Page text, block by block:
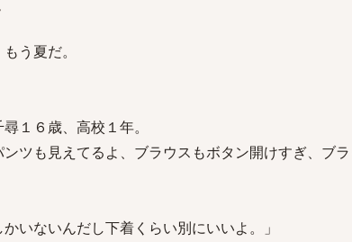
う夏だ。
１６歳、高校１年。
ツも見えてるよ、ブラウスもボタン開けすぎ、ブ
いないんだし下着くらい別にいいよ。」